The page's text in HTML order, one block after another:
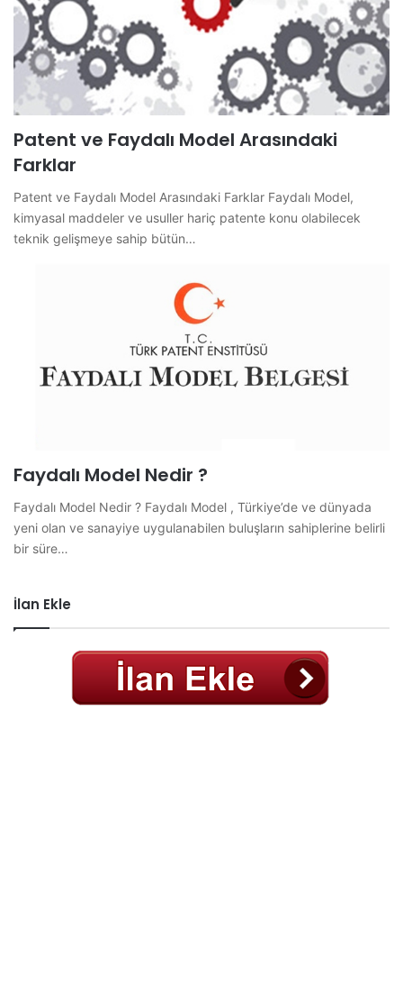
Patent ve Faydalı Model Arasındaki
Farklar
Patent ve Faydalı Model Arasındaki Farklar Faydalı Model,
kimyasal maddeler ve usuller hariç patente konu olabilecek
teknik gelişmeye sahip bütün…
Faydalı Model Nedir ?
Faydalı Model Nedir ? Faydalı Model , Türkiye’de ve dünyada
yeni olan ve sanayiye uygulanabilen buluşların sahiplerine belirli
bir süre…
İlan Ekle